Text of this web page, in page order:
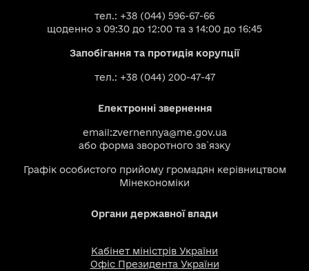
тел.: +38 (044) 596-67-66
щоденно з 09:30 до 12:00 та з 14:00 до 16:45
Запобігання та протидія корупції
тел.: +38 (044) 200-47-47
Електронні звернення
email:zvernennya@me.gov.ua
або форма зворотного зв`язку
Графік особистого прийому громадян керівництвом
Мінекономіки
Органи державної влади
Кабінет міністрів України
Офіс Президента України